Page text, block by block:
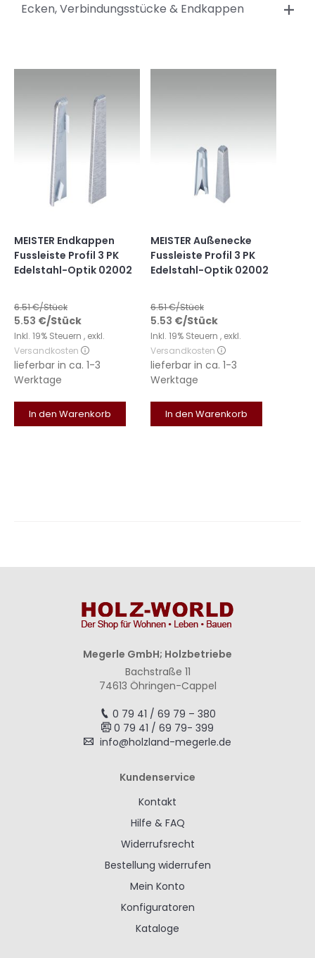
Ecken, Verbindungsstücke & Endkappen
MEISTER Endkappen
Fussleiste Profil 3 PK
Edelstahl-Optik 02002
6.51€/Stück
5.53 €/Stück
Inkl. 19% Steuern , exkl.
Versandkosten
lieferbar in ca. 1-3
Werktage
In den Warenkorb
MEISTER Außenecke
Fussleiste Profil 3 PK
Edelstahl-Optik 02002
6.51€/Stück
5.53 €/Stück
Inkl. 19% Steuern , exkl.
Versandkosten
lieferbar in ca. 1-3
Werktage
In den Warenkorb
Megerle GmbH; Holzbetriebe
Bachstraße 11
74613 Öhringen-Cappel
0 79 41 / 69 79 – 380
0 79 41 / 69 79- 399
info@holzland-megerle.de
Kundenservice
Kontakt
Hilfe & FAQ
Widerrufsrecht
Bestellung widerrufen
Mein Konto
Konfiguratoren
Kataloge